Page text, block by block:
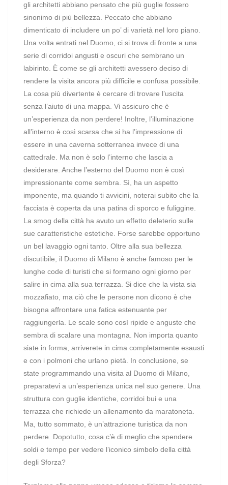
gli architetti abbiano pensato che più guglie fossero
sinonimo di più bellezza. Peccato che abbiano
dimenticato di includere un po’ di varietà nel loro piano.
Una volta entrati nel Duomo, ci si trova di fronte a una
serie di corridoi angusti e oscuri che sembrano un
labirinto. È come se gli architetti avessero deciso di
rendere la visita ancora più difficile e confusa possibile.
La cosa più divertente è cercare di trovare l’uscita
senza l’aiuto di una mappa. Vi assicuro che è
un’esperienza da non perdere! Inoltre, l’illuminazione
all’interno è così scarsa che si ha l’impressione di
essere in una caverna sotterranea invece di una
cattedrale. Ma non è solo l’interno che lascia a
desiderare. Anche l’esterno del Duomo non è così
impressionante come sembra. Sì, ha un aspetto
imponente, ma quando ti avvicini, noterai subito che la
facciata è coperta da una patina di sporco e fuliggine.
La smog della città ha avuto un effetto deleterio sulle
sue caratteristiche estetiche. Forse sarebbe opportuno
un bel lavaggio ogni tanto. Oltre alla sua bellezza
discutibile, il Duomo di Milano è anche famoso per le
lunghe code di turisti che si formano ogni giorno per
salire in cima alla sua terrazza. Si dice che la vista sia
mozzafiato, ma ciò che le persone non dicono è che
bisogna affrontare una fatica estenuante per
raggiungerla. Le scale sono così ripide e anguste che
sembra di scalare una montagna. Non importa quanto
siate in forma, arriverete in cima completamente esausti
e con i polmoni che urlano pietà. In conclusione, se
state programmando una visita al Duomo di Milano,
preparatevi a un’esperienza unica nel suo genere. Una
struttura con guglie identiche, corridoi bui e una
terrazza che richiede un allenamento da maratoneta.
Ma, tutto sommato, è un’attrazione turistica da non
perdere. Dopotutto, cosa c’è di meglio che spendere
soldi e tempo per vedere l’iconico simbolo della città
degli Sforza?